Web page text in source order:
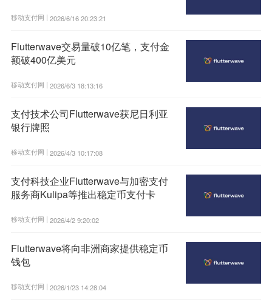
移动支付网 | 2026/6/16 20:23:21
Flutterwave交易量破10亿笔，支付金
额破400亿美元
移动支付网 | 2026/6/3 18:13:16
支付技术公司Flutterwave获尼日利亚
银行牌照
移动支付网 | 2026/4/3 10:17:08
支付科技企业Flutterwave与加密支付
服务商Kulipa等推出稳定币支付卡
移动支付网 | 2026/4/2 9:20:02
Flutterwave将向非洲商家提供稳定币
钱包
移动支付网 | 2026/1/23 14:28:04